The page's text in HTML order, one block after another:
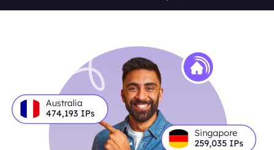
Australia
474,193 IPs
Singapore
259,035 IPs